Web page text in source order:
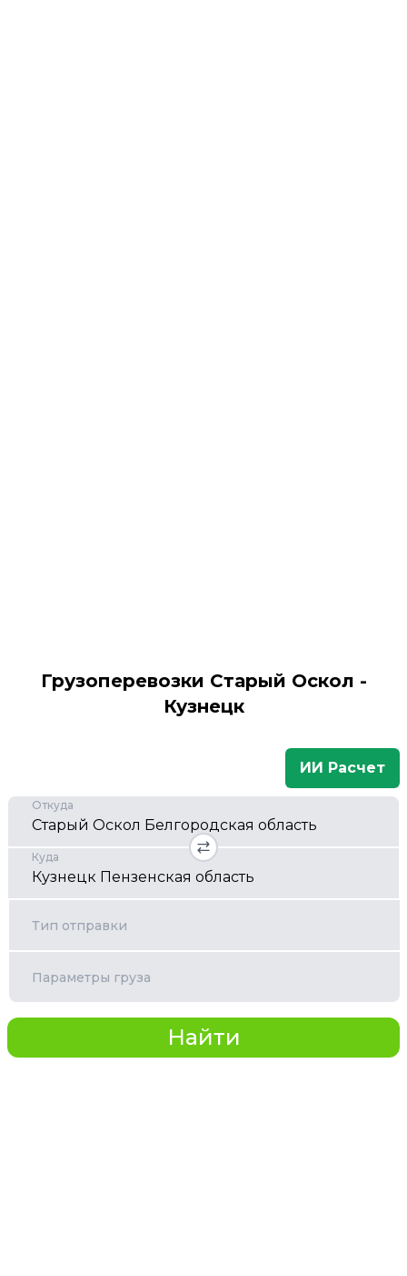
Грузоперевозки Старый Оскол -
Кузнецк
ИИ Расчет
Откуда
Куда
Тип отправки
Параметры груза
Найти